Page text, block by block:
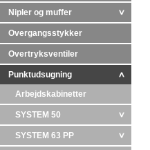
Nipler og muffer
Overgangsstykker
Overtryksventiler
Punktudsugning
Arbejdskabinetter
SYSTEM 50
SYSTEM 63 PP